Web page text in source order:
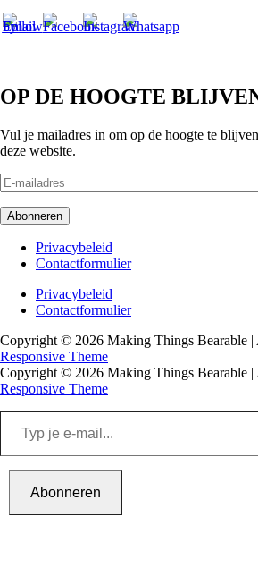
OP DE HOOGTE
Vul je mailadres in om op de hoogte te
deze website.
E-
mailadres
Abonneren
Footer
menu
Privacybeleid
Contactformulier
Footer
menu
Privacybeleid
Contactformulier
Copyright © 2026 Making Things Bearable |
Responsive Theme
Copyright © 2026 Making Things Bearable |
Responsive Theme
Abonneren